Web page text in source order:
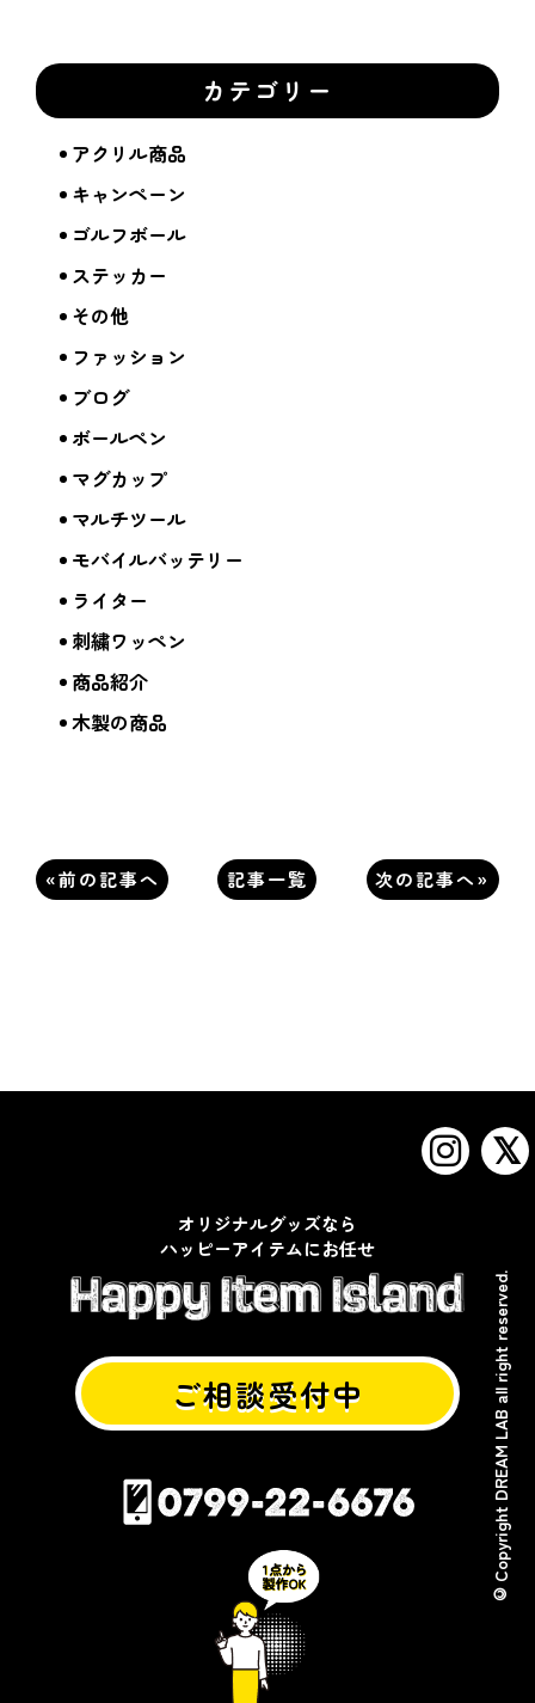
カテゴリー
アクリル商品
キャンペーン
ゴルフボール
ステッカー
その他
ファッション
ブログ
ボールペン
マグカップ
マルチツール
モバイルバッテリー
ライター
刺繍ワッペン
商品紹介
木製の商品
«前の記事へ 記事一覧 次の記事へ»
© Copyright DREAM LAB all right reserved.
オリジナルグッズなら
ハッピーアイテムにお任せ
ご相談受付中